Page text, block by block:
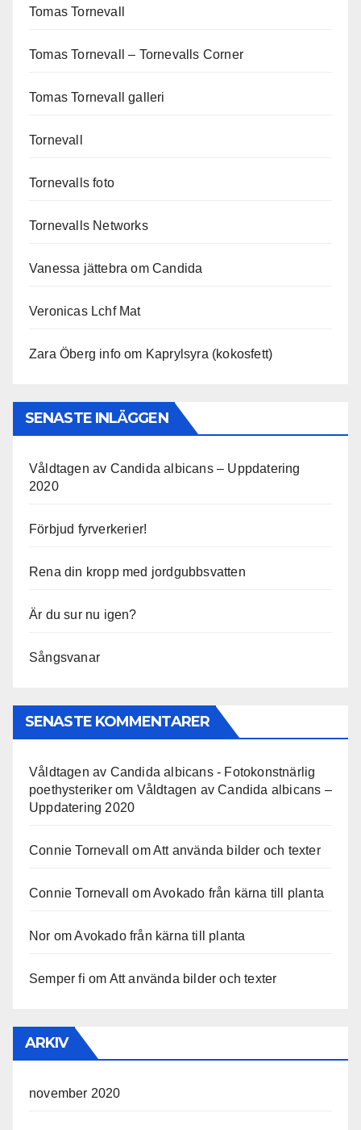
Tomas Tornevall
Tomas Tornevall – Tornevalls Corner
Tomas Tornevall galleri
Tornevall
Tornevalls foto
Tornevalls Networks
Vanessa jättebra om Candida
Veronicas Lchf Mat
Zara Öberg info om Kaprylsyra (kokosfett)
SENASTE INLÄGGEN
Våldtagen av Candida albicans – Uppdatering
2020
Förbjud fyrverkerier!
Rena din kropp med jordgubbsvatten
Är du sur nu igen?
Sångsvanar
SENASTE KOMMENTARER
Våldtagen av Candida albicans - Fotokonstnärlig
poethysterikerom Våldtagen av Candida albicans –
Uppdatering 2020
Connie Tornevall omAtt använda bilder och texter
Connie Tornevall omAvokado från kärna till planta
Nor omAvokado från kärna till planta
Semper fi om Att använda bilder och texter
ARKIV
november 2020